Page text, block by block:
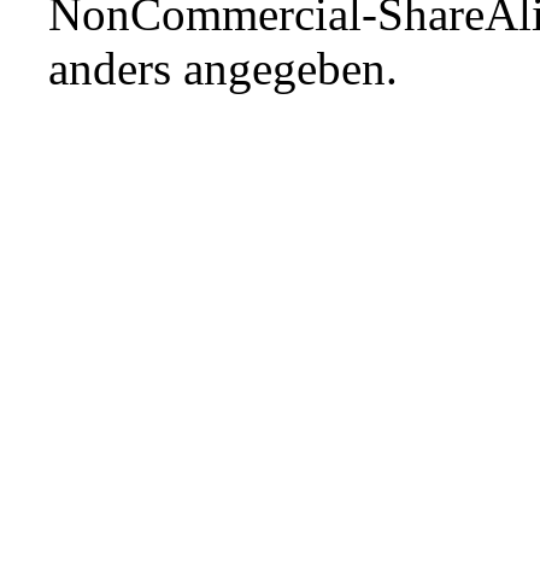
NonCommercial-
anders angegeben.